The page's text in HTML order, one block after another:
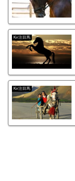
Kir注目馬
Kir注目馬